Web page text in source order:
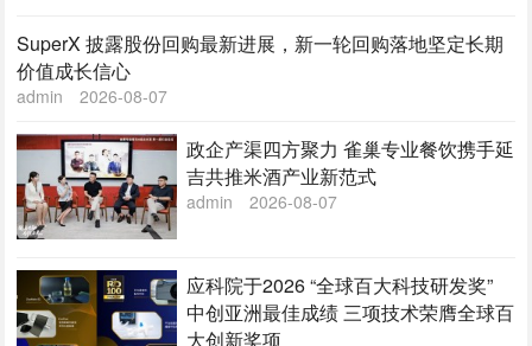
SuperX 披露股份回购最新进展，新一轮回购落地坚定长期
价值成长信心
admin 2026-08-07
政企产渠四方聚力 雀巢专业餐饮携手延
吉共推米酒产业新范式
admin 2026-08-07
应科院于2026 “全球百大科技研发奖”
中创亚洲最佳成绩 三项技术荣膺全球百
大创新奖项